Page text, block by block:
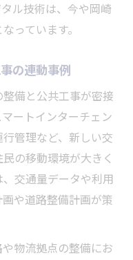
ル技術は、今や岡崎
っています。
の連動事例
備と公共工事が密接
ートインターチェン
管理など、新しい交
の移動環境が大きく
交通量データや利用
や道路整備計画が策
物流拠点の整備にお